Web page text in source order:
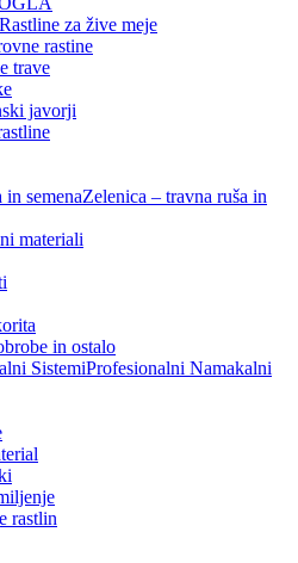
Rastline za žive meje
rastine
trave
javorji
Zelenica – travna ruša in
materiali
in ostalo
Profesionalni Namakalni
rastlin